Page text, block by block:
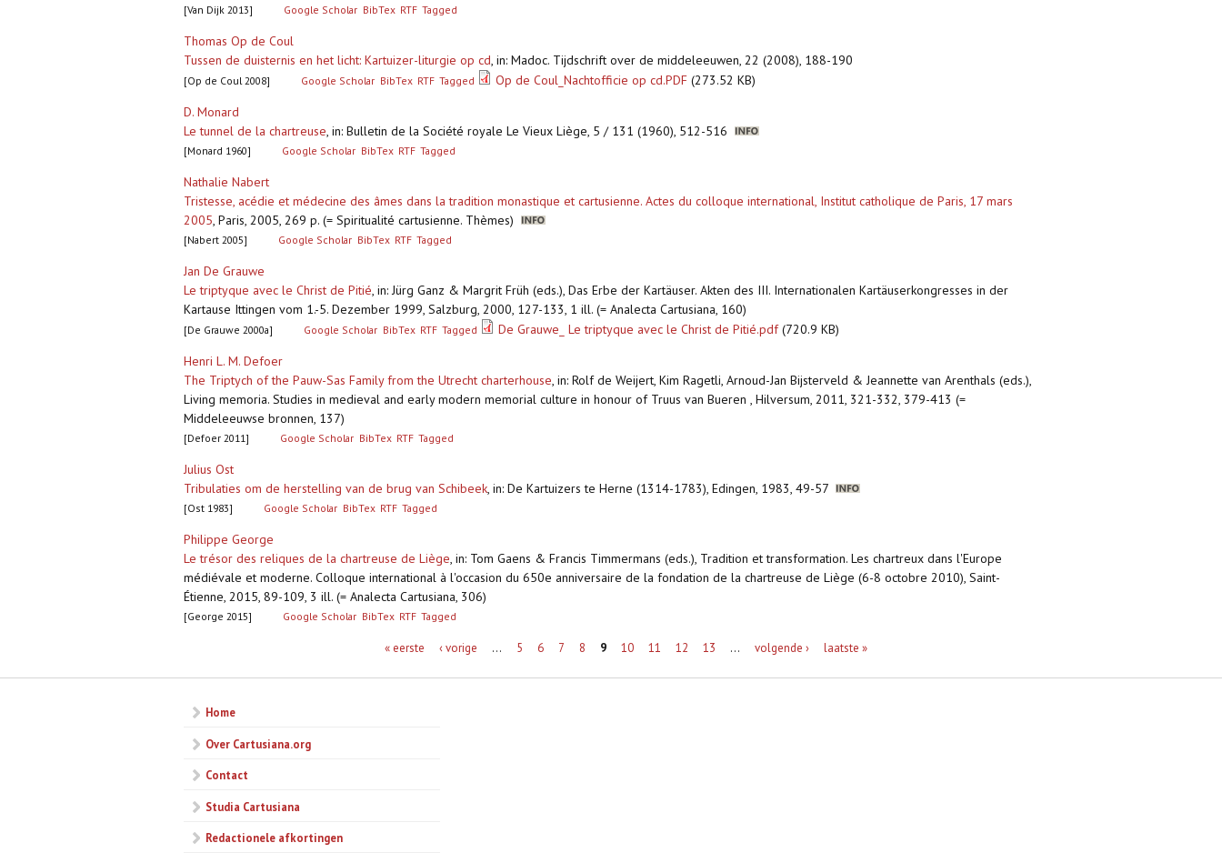
[Van Dijk 2013] Google Scholar BibTex RTF Tagged
Thomas Op de Coul
Tussen de duisternis en het licht: Kartuizer-liturgie op cd, in: Madoc. Tijdschrift over de middeleeuwen, 22 (2008), 188-190
[Op de Coul 2008] Google Scholar BibTex RTF Tagged Op de Coul_Nachtofficie op cd.PDF (273.52 KB)
D. Monard
Le tunnel de la chartreuse, in: Bulletin de la Société royale Le Vieux Liège, 5 / 131 (1960), 512-516
[Monard 1960] Google Scholar BibTex RTF Tagged
Nathalie Nabert
Tristesse, acédie et médecine des âmes dans la tradition monastique et cartusienne. Actes du colloque international, Institut catholique de Paris, 17 mars
2005, Paris, 2005, 269 p. (= Spiritualité cartusienne. Thèmes)
[Nabert 2005] Google Scholar BibTex RTF Tagged
Jan De Grauwe
Le triptyque avec le Christ de Pitié, in: Jürg Ganz & Margrit Früh (eds.), Das Erbe der Kartäuser. Akten des III. Internationalen Kartäuserkongresses in der
Kartause Ittingen vom 1.-5. Dezember 1999, Salzburg, 2000, 127-133, 1 ill. (= Analecta Cartusiana, 160)
[De Grauwe 2000a] Google Scholar BibTex RTF Tagged De Grauwe_ Le triptyque avec le Christ de Pitié.pdf(720.9 KB)
Henri L. M. Defoer
The Triptych of the Pauw-Sas Family from the Utrecht charterhouse, in: Rolf de Weijert, Kim Ragetli, Arnoud-Jan Bijsterveld & Jeannette van Arenthals (eds.),
Living memoria. Studies in medieval and early modern memorial culture in honour of Truus van Bueren , Hilversum, 2011, 321-332, 379-413 (=
Middeleeuwse bronnen, 137)
[Defoer 2011] Google Scholar BibTex RTF Tagged
Julius Ost
Tribulaties om de herstelling van de brug van Schibeek, in: De Kartuizers te Herne (1314-1783), Edingen, 1983, 49-57
[Ost 1983] Google Scholar BibTex RTF Tagged
Philippe George
Le trésor des reliques de la chartreuse de Liège, in: Tom Gaens & Francis Timmermans (eds.), Tradition et transformation. Les chartreux dans l'Europe
médiévale et moderne. Colloque international à l'occasion du 650e anniversaire de la fondation de la chartreuse de Liège (6-8 octobre 2010), Saint-
Étienne, 2015, 89-109, 3 ill. (= Analecta Cartusiana, 306)
[George 2015] Google Scholar BibTex RTF Tagged
« eerste ‹ vorige … 5 6 7 8 9 10 11 12 13 … volgende › laatste »
Home
Over Cartusiana.org
Contact
Studia Cartusiana
Redactionele afkortingen